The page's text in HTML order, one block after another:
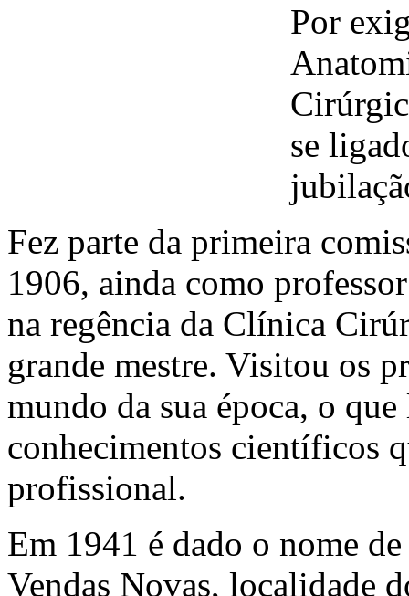
Por
se
Fez parte da primeira
1906, ainda como
na regência da Clínica
grande mestre. Visitou os
mundo da sua época, o
conhecimentos científicos
profissional.
Em 1941 é dado o nome
Vendas Novas, localidade